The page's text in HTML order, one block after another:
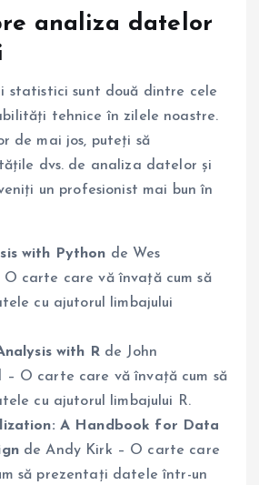
analiza datelor
statistici sunt două dintre cele
tehnice în zilele noastre.
de mai jos, puteți să
dvs. de analiza datelor și
un profesionist mai bun în
with Python de Wes
O carte care vă învață cum să
cu ajutorul limbajului
with Rde John
– O carte care vă învață cum să
cu ajutorul limbajului R.
A Handbook for Data
de Andy Kirk – O carte care
să prezentați datele într-un